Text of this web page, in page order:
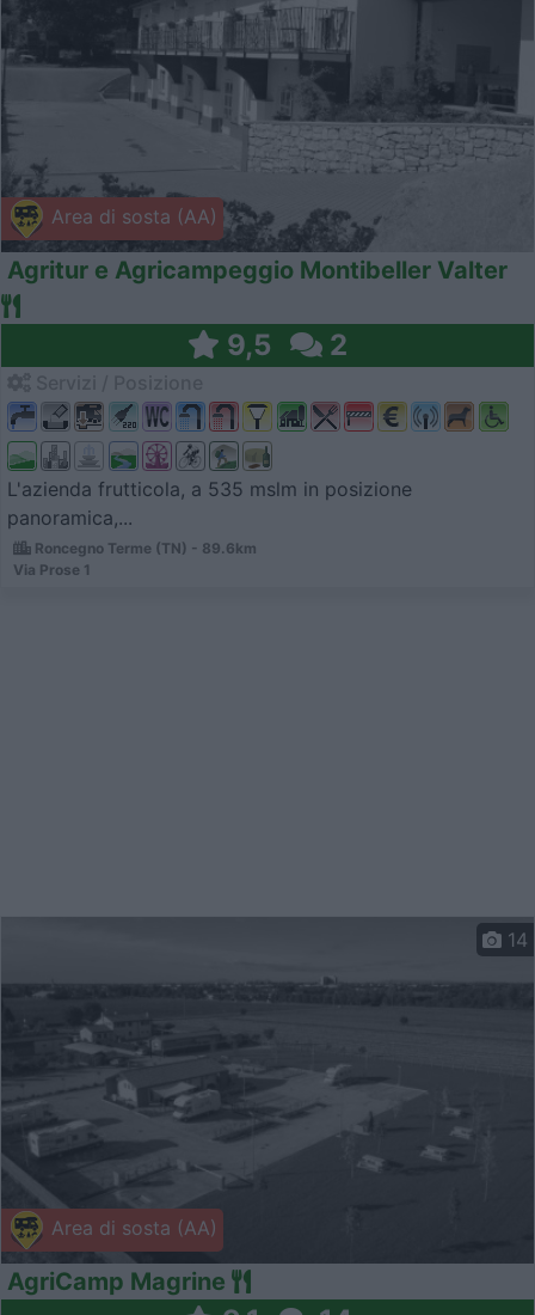
Area di sosta (AA)
Agritur e Agricampeggio Montibeller Valter
9,5 2
L'azienda frutticola, a 535 mslm in posizione
panoramica,...
Roncegno Terme (TN) - 89.6km
Via Prose 1
Area di sosta (AA)
14
AgriCamp Magrine